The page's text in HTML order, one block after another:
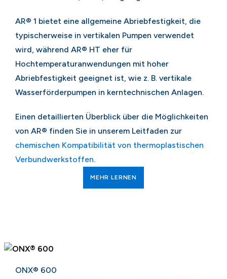
AR® 1 bietet eine allgemeine Abriebfestigkeit, die
typischerweise in vertikalen Pumpen verwendet
wird, während AR® HT eher für
Hochtemperaturanwendungen mit hoher
Abriebfestigkeit geeignet ist, wie z. B. vertikale
Wasserförderpumpen in kerntechnischen Anlagen.
Einen detaillierten Überblick über die Möglichkeiten
von AR® finden Sie in unserem Leitfaden zur
chemischen Kompatibilität von thermoplastischen
Verbundwerkstoffen.
MEHR LERNEN
ONX® 600